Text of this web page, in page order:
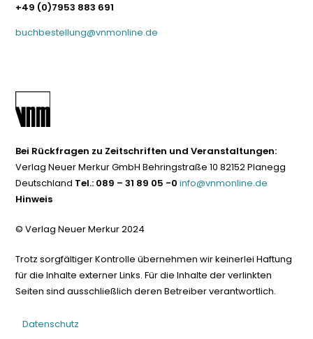
+49 (0)7953 883 691
buchbestellung@vnmonline.de
Bei Rückfragen zu Zeitschriften und Veranstaltungen:
Verlag Neuer Merkur GmbH Behringstraße 10 82152 Planegg
Deutschland Tel.: 089 – 31 89 05 -0 info@vnmonline.de
Hinweis
© Verlag Neuer Merkur 2024
Trotz sorgfältiger Kontrolle übernehmen wir keinerlei Haftung
für die Inhalte externer Links. Für die Inhalte der verlinkten
Seiten sind ausschließlich deren Betreiber verantwortlich.
Datenschutz